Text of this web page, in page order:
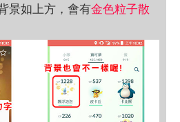
景如上方，會有金色粒子散